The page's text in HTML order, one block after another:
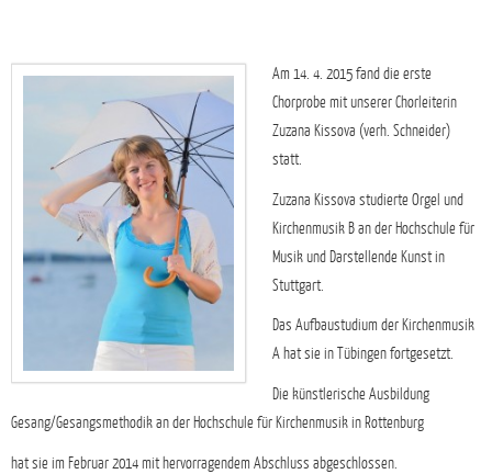
Am 14. 4. 2015 fand die erste
Chorprobe mit unserer Chorleiterin
Zuzana Kissova (verh. Schneider)
statt.
Zuzana Kissova studierte Orgel und
Kirchenmusik B an der Hochschule für
Musik und Darstellende Kunst in
Stuttgart.
Das Aufbaustudium der Kirchenmusik
A hat sie in Tübingen fortgesetzt.
Die künstlerische Ausbildung
Gesang/Gesangsmethodik an der Hochschule für Kirchenmusik in Rottenburg
hat sie im Februar 2014 mit hervorragendem Abschluss abgeschlossen.